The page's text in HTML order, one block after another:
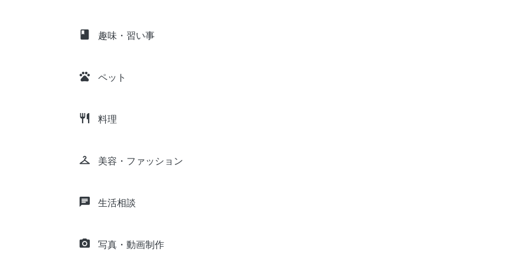
class 趣味・習い事
pets ペット
restaurant 料理
checkroom 美容・ファッション
chat 生活相談
camera_alt 写真・動画制作